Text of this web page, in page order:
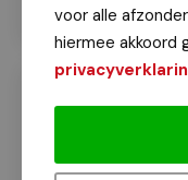
voor alle
hiermee akkoord
Alexis Tibidi
Van onze
1 september